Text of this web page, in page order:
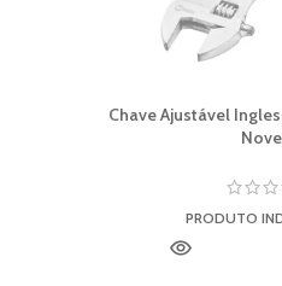
Chave Ajustável
PRODUTO